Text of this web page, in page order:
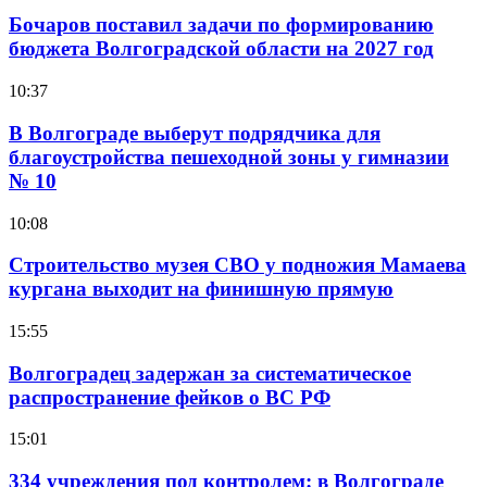
Бочаров поставил задачи по формированию
бюджета Волгоградской области на 2027 год
10:37
В Волгограде выберут подрядчика для
благоустройства пешеходной зоны у гимназии
№ 10
10:08
Строительство музея СВО у подножия Мамаева
кургана выходит на финишную прямую
15:55
Волгоградец задержан за систематическое
распространение фейков о ВС РФ
15:01
334 учреждения под контролем: в Волгограде